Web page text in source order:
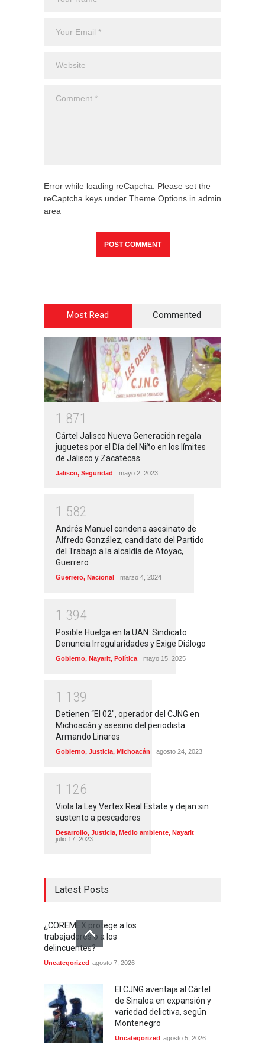
Error while loading reCapcha. Please set the
reCaptcha keys under Theme Options in admin
area
Most Read Commented
1 871
Cártel Jalisco Nueva Generación regala
juguetes por el Día del Niño en los límites
de Jalisco y Zacatecas
Jalisco, Seguridad mayo 2, 2023
1 582
Andrés Manuel condena asesinato de
Alfredo González, candidato del Partido
del Trabajo a la alcaldía de Atoyac,
Guerrero
Guerrero, Nacional marzo 4, 2024
1 394
Posible Huelga en la UAN: Sindicato
Denuncia Irregularidades y Exige Diálogo
Gobierno, Nayarit, Política mayo 15, 2025
1 1 39
Detienen “El 02″, operador del CJNG en
Michoacán y asesino del periodista
Armando Linares
Gobierno, Justicia, Michoacán agosto 24, 2023
1 1 26
Viola la Ley Vertex Real Estate y dejan sin
sustento a pescadores
Desarrollo, Justicia, Medio ambiente, Nayarit
julio 17, 2023
Latest Posts
¿COREMEX protege a los
trabajadores o a los
delincuentes?
Uncategorized agosto 7, 2026
El CJNG aventaja al Cártel
de Sinaloa en expansión y
variedad delictiva, según
Montenegro
Uncategorized agosto 5, 2026